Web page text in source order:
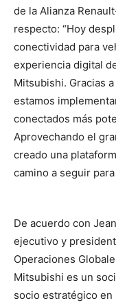
de la Alianza
respecto: “Hoy
conectividad para
experiencia digital
Mitsubishi. Gracias
estamos
conectados más
Aprovechando el
creado una
camino a seguir
De acuerdo con
ejecutivo y
Operaciones
Mitsubishi es un
socio estratégico en